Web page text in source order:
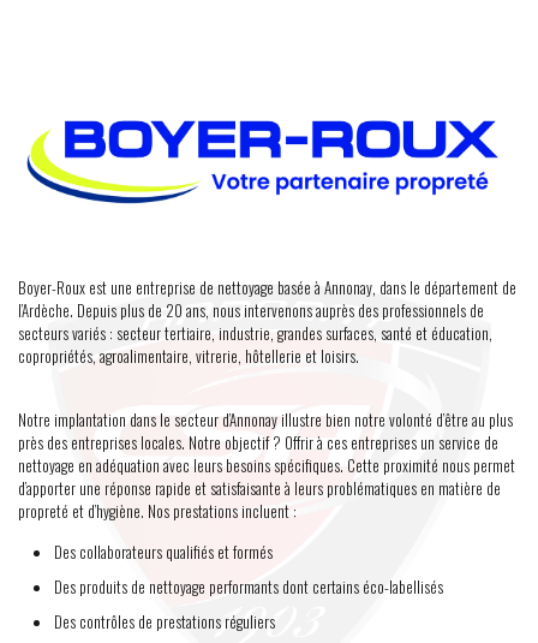
Boyer-Roux est une entreprise de nettoyage basée à Annonay, dans le département de
l’Ardèche. Depuis plus de 20 ans, nous intervenons auprès des professionnels de
secteurs variés : secteur tertiaire, industrie, grandes surfaces, santé et éducation,
copropriétés, agroalimentaire, vitrerie, hôtellerie et loisirs.
Notre implantation dans le secteur d’Annonay illustre bien notre volonté d’être au plus
près des entreprises locales. Notre objectif ? Offrir à ces entreprises un service de
nettoyage en adéquation avec leurs besoins spécifiques. Cette proximité nous permet
d’apporter une réponse rapide et satisfaisante à leurs problématiques en matière de
propreté et d’hygiène. Nos prestations incluent :
Des collaborateurs qualifiés et formés
Des produits de nettoyage performants dont certains éco-labellisés
Des contrôles de prestations réguliers